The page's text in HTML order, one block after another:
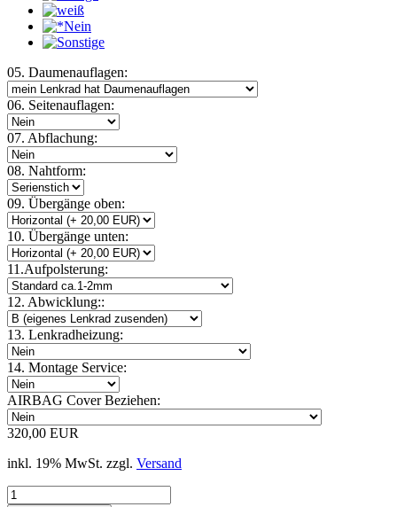
05. Daumenauflagen:
06. Seitenauflagen:
07. Abflachung:
08. Nahtform:
09. Übergänge oben:
10. Übergänge unten:
11.Aufpolsterung:
12. Abwicklung::
13. Lenkradheizung:
14. Montage Service:
AIRBAG Cover Beziehen:
320,00 EUR
inkl. 19% MwSt. zzgl. Versand